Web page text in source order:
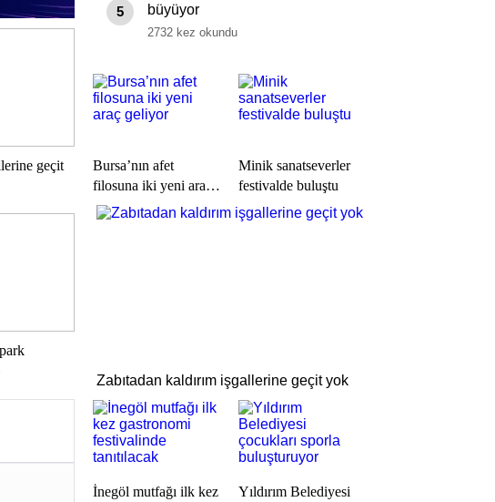
geçit
5
büyüyor
2732 kez okundu
Bursa’nın afet
filosuna iki yeni araç
geliyor
Minik sanatseverler
festivalde buluştu
Zabıtadan kaldırım işgallerine geçit yok
İnegöl mutfağı ilk kez
Yıldırım Belediyesi